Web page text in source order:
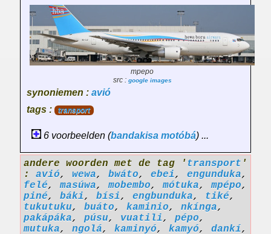
mpepo
src : google images
synoniemen : avió
tags :
transport
6 voorbeelden (bandakisa motóbá) ...
andere woorden met de tag ' transport '
: avió, wewa, bwáto, ebei, engunduka,
felé,masúwa,mobembo,mótuka,mpépo,
piné, báki, bísi, engbunduka, tiké,
tukutuku, buáto, kaminio, nkínga,
pakápáka, púsu, vuatili, pépo,
mutuka, ngolá, kaminyó, kamyó, dankí,